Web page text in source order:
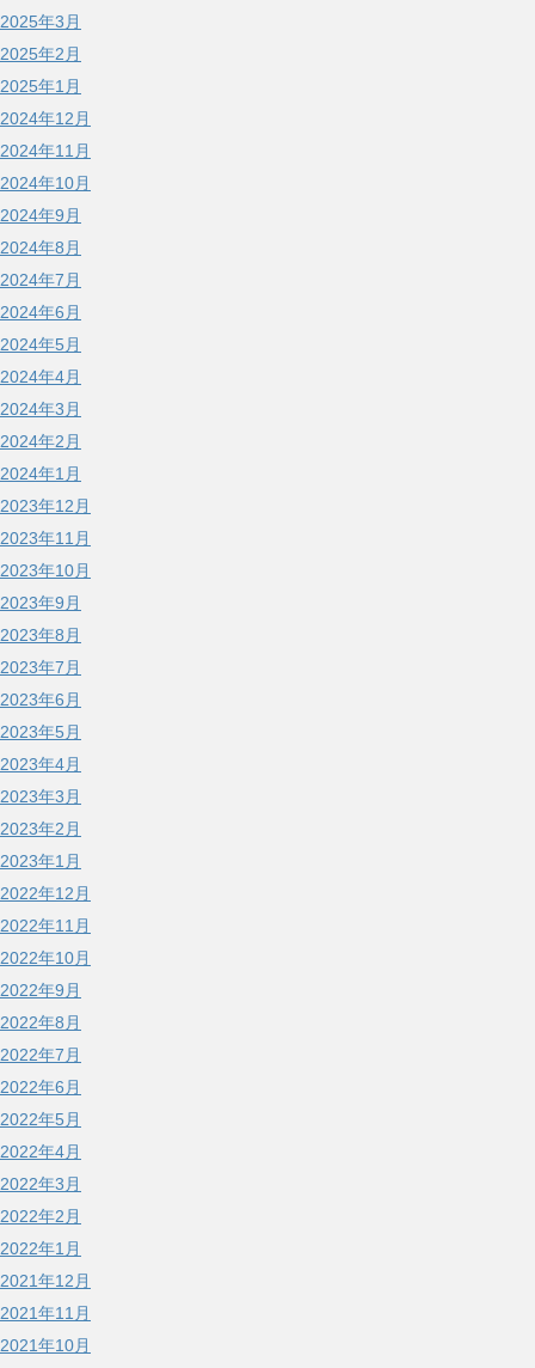
2025年3月
2025年2月
2025年1月
2024年12月
2024年11月
2024年10月
2024年9月
2024年8月
2024年7月
2024年6月
2024年5月
2024年4月
2024年3月
2024年2月
2024年1月
2023年12月
2023年11月
2023年10月
2023年9月
2023年8月
2023年7月
2023年6月
2023年5月
2023年4月
2023年3月
2023年2月
2023年1月
2022年12月
2022年11月
2022年10月
2022年9月
2022年8月
2022年7月
2022年6月
2022年5月
2022年4月
2022年3月
2022年2月
2022年1月
2021年12月
2021年11月
2021年10月